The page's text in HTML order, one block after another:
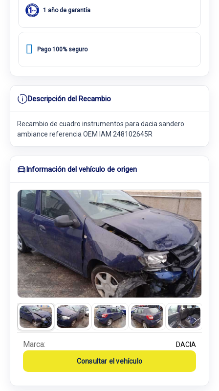
1 año de garantía
Pago 100% seguro
Descripción del Recambio
Recambio de cuadro instrumentos para dacia sandero
ambiance referencia OEM IAM 248102645R
Información del vehículo de origen
Marca: DACIA
Consultar el vehículo